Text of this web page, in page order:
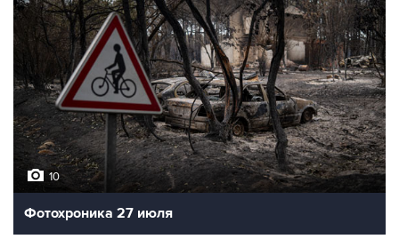
10
Фотохроника 27 июля